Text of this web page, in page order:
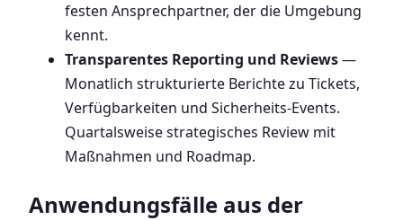
festen Ansprechpartner, der die Umgebung
kennt.
Transparentes Reporting und Reviews—
Monatlich strukturierte Berichte zu Tickets,
Verfügbarkeiten und Sicherheits-Events.
Quartalsweise strategisches Review mit
Maßnahmen und Roadmap.
Anwendungsfälle aus der